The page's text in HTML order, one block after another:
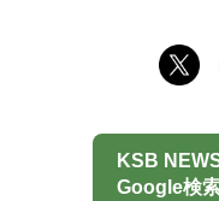
KSB
Google検